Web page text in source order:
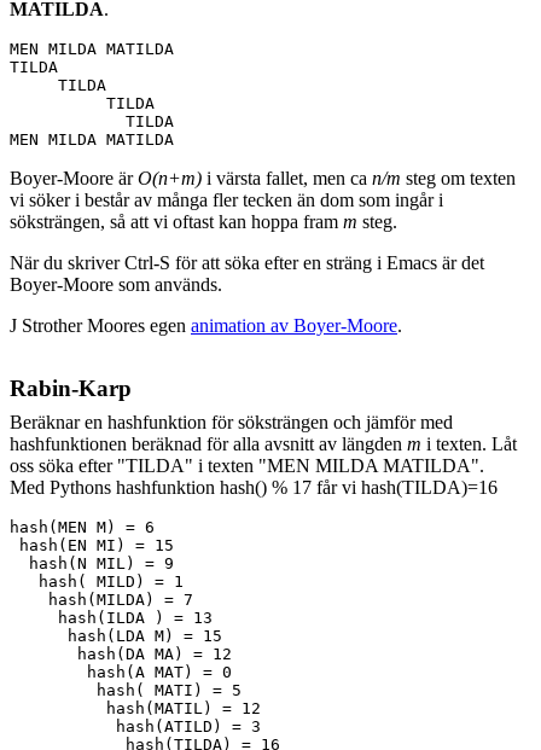
MATILDA.
MEN MILDA MATILDA
TILDA
     TILDA
          TILDA
            TILDA
Boyer-Moore ärO(n+m) i värsta fallet, men ca n/m steg om texten
vi söker i består av många fler tecken än dom som ingår i
söksträngen, så att vi oftast kan hoppa fram m steg.
När du skriver Ctrl-S för att söka efter en sträng i Emacs är det
Boyer-Moore som används.
J Strother Moores egen animation av Boyer-Moore.
Rabin-Karp
Beräknar en hashfunktion för söksträngen och jämför med
hashfunktionen beräknad för alla avsnitt av längden m i texten. Låt
oss söka efter "TILDA" i texten "MEN MILDA MATILDA".
Med Pythons hashfunktion hash() % 17 får vi hash(TILDA)=16
hash(MEN M) = 6
hash(EN MI) = 15
  hash(N MIL) = 9
   hash( MILD) = 1
    hash(MILDA) = 7
     hash(ILDA ) = 13
      hash(LDA M) = 15
       hash(DA MA) = 12
        hash(A MAT) = 0
         hash( MATI) = 5
          hash(MATIL) = 12
           hash(ATILD) = 3